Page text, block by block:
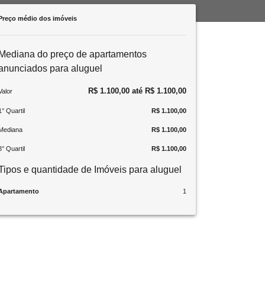
médio dos imóveis
Mediana do preço de apartamentos
para aluguel
R$ 1.100,00 até R$ 1.100,00
Quartil R$ 1.100,00
R$ 1.100,00
Quartil R$ 1.100,00
e quantidade de Imóveis para aluguel
1